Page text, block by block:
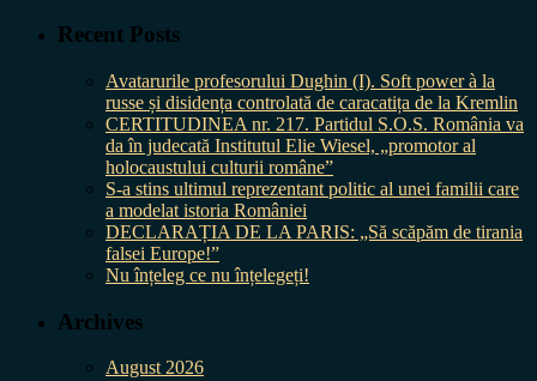
Recent Posts
Avatarurile profesorului Dughin (I). Soft power à la
russe și disidența controlată de caracatița de la Kremlin
CERTITUDINEA nr. 217. Partidul S.O.S. România va
da în judecată Institutul Elie Wiesel, „promotor al
holocaustului culturii române”
S-a stins ultimul reprezentant politic al unei familii care
a modelat istoria României
DECLARAȚIA DE LA PARIS: „Să scăpăm de tirania
falsei Europe!”
Nu înțeleg ce nu înțelegeți!
Archives
August 2026